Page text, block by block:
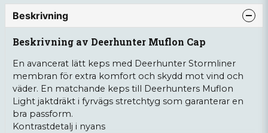
Beskrivning
Beskrivning av Deerhunter Muflon Cap
En avancerat lätt keps med Deerhunter Stormliner
membran för extra komfort och skydd mot vind och
väder. En matchande keps till Deerhunters Muflon
Light jaktdräkt i fyrvägs stretchtyg som garanterar en
bra passform.
Kontrastdetalj i nyans